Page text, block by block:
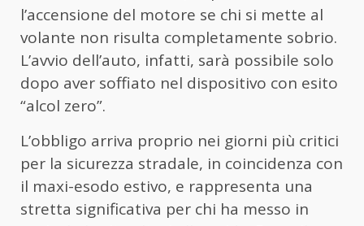
l’accensione del motore se chi si mette al
volante non risulta completamente sobrio.
L’avvio dell’auto, infatti, sarà possibile solo
dopo aver soffiato nel dispositivo con esito
“alcol zero”.
L’obbligo arriva proprio nei giorni più critici
per la sicurezza stradale, in coincidenza con
il maxi-esodo estivo, e rappresenta una
stretta significativa per chi ha messo in